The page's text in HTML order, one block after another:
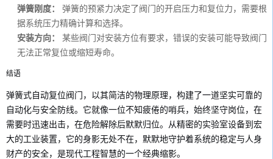
弹簧刚度：
弹簧的预紧力决定了阀门的开启压力和复位力，需要根
据系统压力精确计算和选择。
安装方向：
某些阀门对安装方位有要求，错误的安装可能导致阀门
无法正常复位或缩短寿命。
结语
弹簧式自动复位阀门，以其简洁的物理原理，构建了一道坚实可靠的
自动化与安全防线。它就像一位不知疲倦的哨兵，始终坚守岗位，在
需要时迅速出击，在危险解除后默默归位。从精密的实验室设备到宏
大的工业装置，它的身影无处不在，默默地守护着系统的稳定与人身
财产的安全，是现代工程智慧的一个经典缩影。